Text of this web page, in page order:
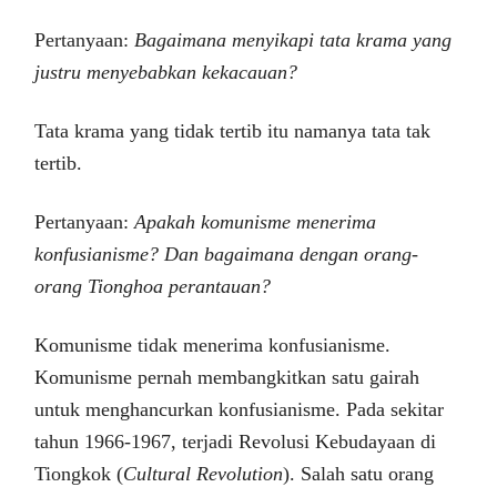
Pertanyaan: Bagaimana menyikapi tata krama yang
justru menyebabkan kekacauan?
Tata krama yang tidak tertib itu namanya tata tak
tertib.
Pertanyaan:Apakah komunisme menerima
konfusianisme? Dan bagaimana dengan orang-
orang Tionghoa perantauan?
Komunisme tidak menerima konfusianisme.
Komunisme pernah membangkitkan satu gairah
untuk menghancurkan konfusianisme. Pada sekitar
tahun 1966-1967, terjadi Revolusi Kebudayaan di
Tiongkok (Cultural Revolution). Salah satu orang